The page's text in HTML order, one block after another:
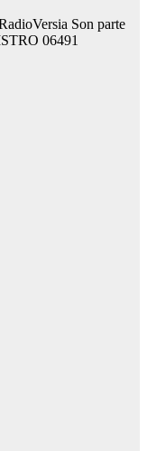
Son parte
06491